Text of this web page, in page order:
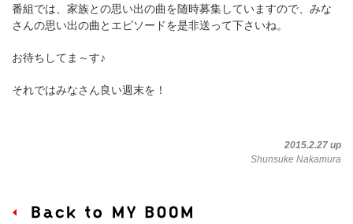
番組では、家族との思い出の曲を随時募集していますので、みな
さんの思い出の曲とエピソードを是非送って下さいね。
お待ちしてま～す♪
それではみなさん良い週末を！
2015.2.27 up
Shunsuke Nakamura